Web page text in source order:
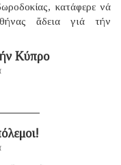
κατάφερε νά
ἄδεια γιά τήν
Κύπρο